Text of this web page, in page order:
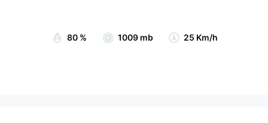
80 % 1009 mb 25 Km/h